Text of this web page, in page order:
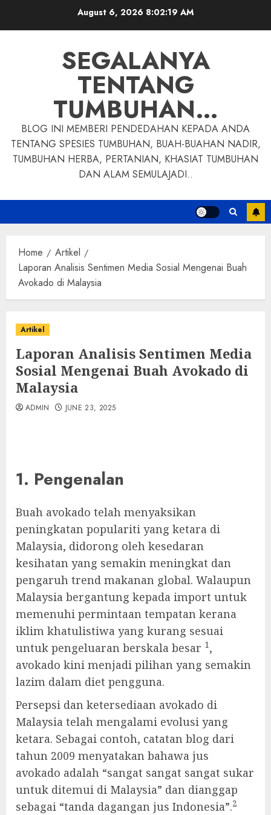
August 6, 2026 8:02:20 AM
SEGALANYA
TENTANG
TUMBUHAN…
BLOG INI MEMBERI PENDEDAHAN KEPADA ANDA
TENTANG SPESIES TUMBUHAN, BUAH-BUAHAN NADIR,
TUMBUHAN HERBA, PERTANIAN, KHASIAT TUMBUHAN
DAN ALAM SEMULAJADI..
Home
Artikel
Laporan Analisis Sentimen Media Sosial Mengenai Buah
Avokado di Malaysia
Artikel
Laporan Analisis Sentimen Media
Sosial Mengenai Buah Avokado di
Malaysia
ADMIN JUNE 23, 2025
1. Pengenalan
Buah avokado telah menyaksikan
peningkatan populariti yang ketara di
Malaysia, didorong oleh kesedaran
kesihatan yang semakin meningkat dan
pengaruh trend makanan global. Walaupun
Malaysia bergantung kepada import untuk
memenuhi permintaan tempatan kerana
iklim khatulistiwa yang kurang sesuai
untuk pengeluaran berskala besar 1,
avokado kini menjadi pilihan yang semakin
lazim dalam diet pengguna.
Persepsi dan ketersediaan avokado di
Malaysia telah mengalami evolusi yang
ketara. Sebagai contoh, catatan blog dari
tahun 2009 menyatakan bahawa jus
avokado adalah “sangat sangat sangat sukar
untuk ditemui di Malaysia” dan dianggap
sebagai “tanda dagangan jus Indonesia”.2